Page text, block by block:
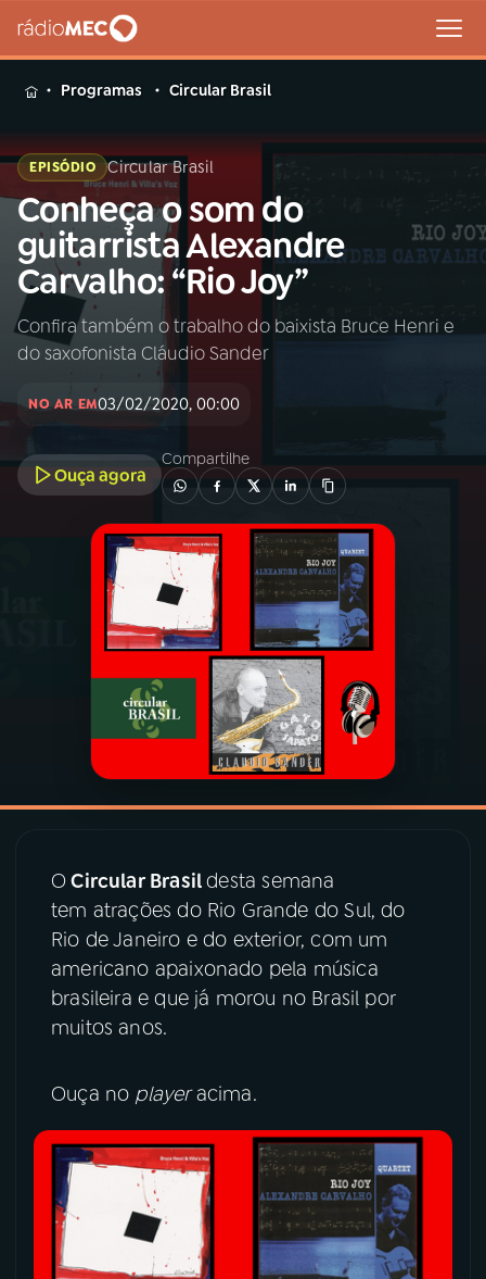
MENU
Buscar
na
Rádio
MEC
Buscar
Início AO VIVO
INÍCIO
A RÁDIO
PROGRAMAÇÃO
PROGRAMAS
PODCASTS
PRÊMIO RÁDIO MEC
ACOMPANHE A RÁDIO MEC
YouTube
TikTok
Programas Circular Brasil
EPISÓDIO Circular Brasil
Conheça o som do
guitarrista Alexandre
Carvalho: “Rio Joy”
Confira também o trabalho do baixista Bruce Henri e
do saxofonista Cláudio Sander
NO AR EM03/02/2020, 00:00
Ouça agora
Compartilhe
OCircular Brasildesta semana
tem atrações do Rio Grande do Sul, do
Rio de Janeiro e do exterior, com um
americano apaixonado pela música
brasileira e que já morou no Brasil por
muitos anos.
Ouça no playeracima.